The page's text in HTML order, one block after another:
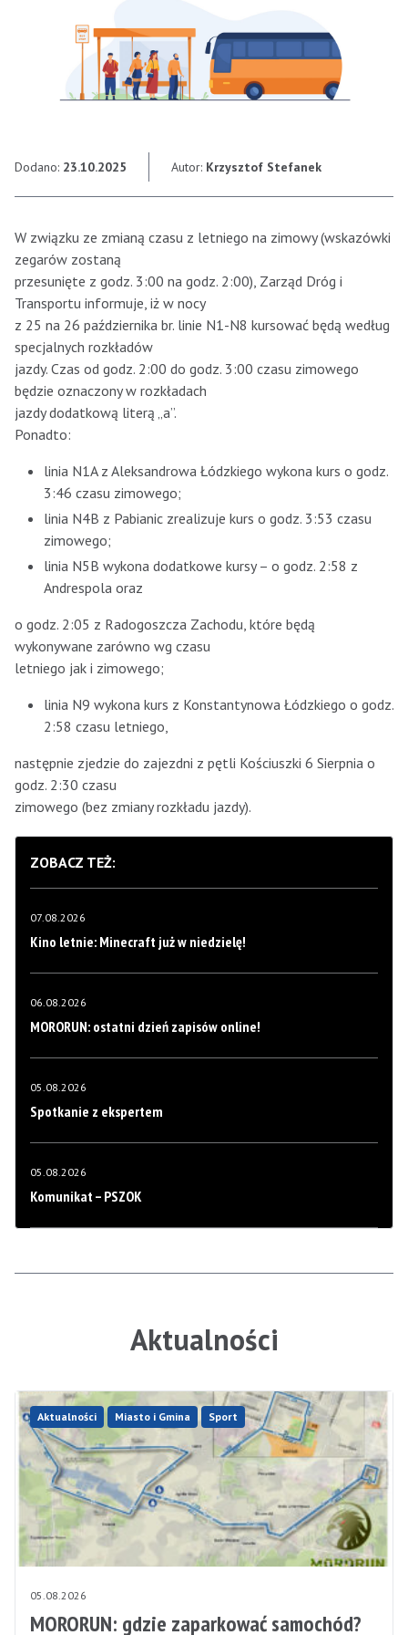
Dodano: 23.10.2025 Autor: Krzysztof Stefanek
W związku ze zmianą czasu z letniego na zimowy (wskazówki
zegarów zostaną
przesunięte z godz. 3:00 na godz. 2:00), Zarząd Dróg i
Transportu informuje, iż w nocy
z 25 na 26 października br. linie N1-N8 kursować będą według
specjalnych rozkładów
jazdy. Czas od godz. 2:00 do godz. 3:00 czasu zimowego
będzie oznaczony w rozkładach
jazdy dodatkową literą „a”.
Ponadto:
linia N1A z Aleksandrowa Łódzkiego wykona kurs o godz.
3:46 czasu zimowego;
linia N4B z Pabianic zrealizuje kurs o godz. 3:53 czasu
zimowego;
linia N5B wykona dodatkowe kursy – o godz. 2:58 z
Andrespola oraz
o godz. 2:05 z Radogoszcza Zachodu, które będą
wykonywane zarówno wg czasu
letniego jak i zimowego;
linia N9 wykona kurs z Konstantynowa Łódzkiego o godz.
2:58 czasu letniego,
następnie zjedzie do zajezdni z pętli Kościuszki 6 Sierpnia o
godz. 2:30 czasu
zimowego (bez zmiany rozkładu jazdy).
ZOBACZ TEŻ:
07.08.2026
Kino letnie: Minecraft już w niedzielę!
06.08.2026
MORORUN: ostatni dzień zapisów online!
05.08.2026
Spotkanie z ekspertem
05.08.2026
Komunikat – PSZOK
Aktualności
Aktualności Miasto i Gmina Sport
05.08.2026
MORORUN: gdzie zaparkować samochód?